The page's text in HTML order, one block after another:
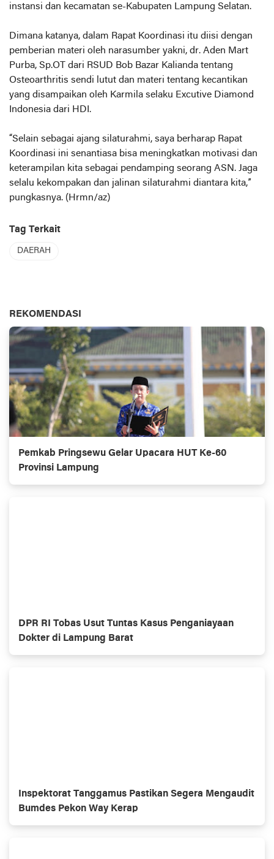
instansi dan kecamatan se-Kabupaten Lampung Selatan.
Dimana katanya, dalam Rapat Koordinasi itu diisi dengan
pemberian materi oleh narasumber yakni, dr. Aden Mart
Purba, Sp.OT dari RSUD Bob Bazar Kalianda tentang
Osteoarthritis sendi lutut dan materi tentang kecantikan
yang disampaikan oleh Karmila selaku Excutive Diamond
Indonesia dari HDI.
“Selain sebagai ajang silaturahmi, saya berharap Rapat
Koordinasi ini senantiasa bisa meningkatkan motivasi dan
keterampilan kita sebagai pendamping seorang ASN. Jaga
selalu kekompakan dan jalinan silaturahmi diantara kita,”
pungkasnya. (Hrmn/az)
Tag Terkait
DAERAH
REKOMENDASI
Pemkab Pringsewu Gelar Upacara HUT Ke-60
Provinsi Lampung
DPR RI Tobas Usut Tuntas Kasus Penganiayaan
Dokter di Lampung Barat
Inspektorat Tanggamus Pastikan Segera Mengaudit
Bumdes Pekon Way Kerap